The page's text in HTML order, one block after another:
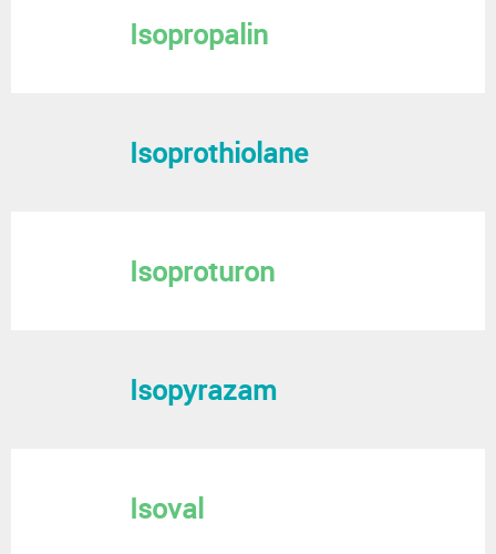
Isopropalin
Isoprothiolane
Isoproturon
Isopyrazam
Isoval